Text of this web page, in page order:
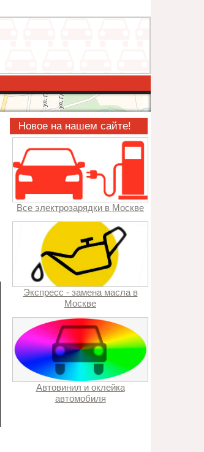
Новое на нашем сайте!
Все электрозарядки в Москве
Экспресс - замена масла в
Москве
Автовинил и оклейка
автомобиля